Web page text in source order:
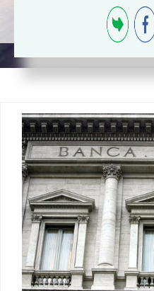
prescrizione